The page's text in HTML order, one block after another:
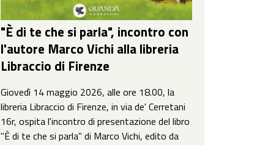
"È di te che si parla", incontro con
l'autore Marco Vichi alla libreria
Libraccio di Firenze
Giovedì 14 maggio 2026, alle ore 18.00, la
libreria Libraccio di Firenze, in via de' Cerretani
16r, ospita l'incontro di presentazione del libro
"È di te che si parla" di Marco Vichi, edito da